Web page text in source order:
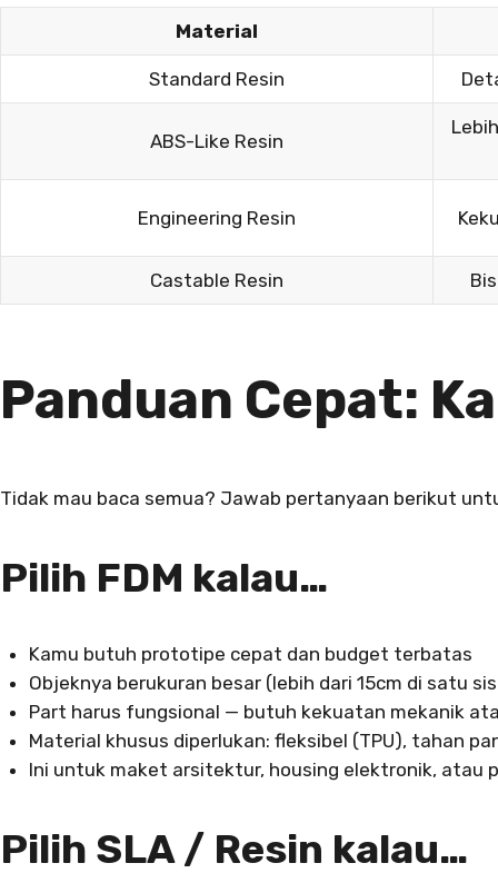
Material
Standard Resin
ABS-Like Resin
Engineering Resin
Castable Resin
Panduan Cepat:
Tidak mau baca semua? Jawab pertanyaan berikut
Pilih FDM kalau…
Kamu butuh prototipe cepat dan budget terbatas
Objeknya berukuran besar (lebih dari 15cm di satu
Part harus fungsional — butuh kekuatan mekanik
Material khusus diperlukan: fleksibel (TPU), tahan
Ini untuk maket arsitektur, housing elektronik, atau
Pilih SLA / Resin kalau…